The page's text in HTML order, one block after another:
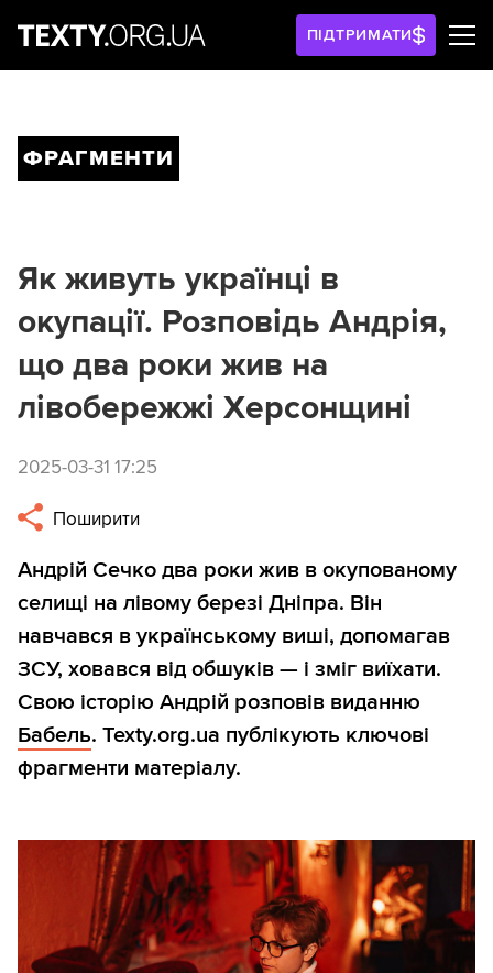
ПІДТРИМАТИ
ФРАГМЕНТИ
Як живуть українці в
окупації. Розповідь Андрія,
що два роки жив на
лівобережжі Херсонщині
2025-03-31 17:25
Поширити
Андрій Сечко два роки жив в окупованому
селищі на лівому березі Дніпра. Він
навчався в українському виші, допомагав
ЗСУ, ховався від обшуків — і зміг виїхати.
Свою історію Андрій розповів виданню
Бабель. Texty.org.ua публікують ключові
фрагменти матеріалу.